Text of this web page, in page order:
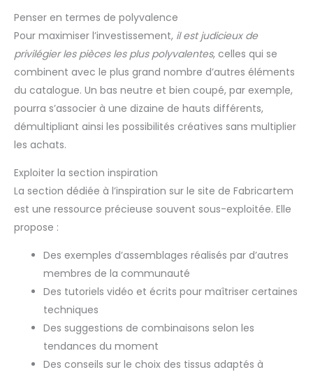
scissors, measuring tape, a threading tool, extra needles, a
buttonhole foot, a power adapter, and a complete set of
sewing tools. You can start working right out of the box,
perfect for everyday mending, clothing alterations, and
fabric DIY projects! 【Mini and Easy to Store】: This mini
sewing machine is designed for modern living, weighing
The machine's dimensions are approximately 26 x 12 x 27
cm, taking up very little desktop space.
Penser en termes de polyvalence
Pour maximiser l’investissement, il est judicieux de
privilégier les pièces les plus polyvalentes, celles qui se
combinent avec le plus grand nombre d’autres éléments
du catalogue. Un bas neutre et bien coupé, par exemple,
pourra s’associer à une dizaine de hauts différents,
démultipliant ainsi les possibilités créatives sans multiplier
les achats.
Exploiter la section inspiration
La section dédiée à l’inspiration sur le site de Fabricartem
est une ressource précieuse souvent sous-exploitée. Elle
propose :
Des exemples d’assemblages réalisés par d’autres
membres de la communauté
Des tutoriels vidéo et écrits pour maîtriser certaines
techniques
Des suggestions de combinaisons selon les
tendances du moment
Des conseils sur le choix des tissus adaptés à